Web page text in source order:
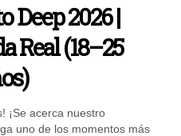
Deep 2026 |
Real (18–25
¡Se acerca nuestro
uno de los momentos más